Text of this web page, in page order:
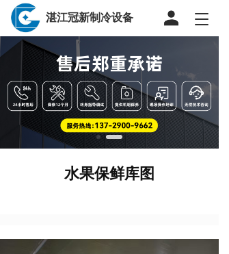
T
o
e
n
a
v
i
湛江冠新制冷设备
水果保鲜库图